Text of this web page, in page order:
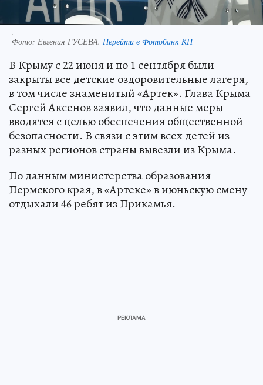
.
Фото: Евгения ГУСЕВА. Перейти в Фотобанк КП
В Крыму с 22 июня и по 1 сентября были
закрыты все детские оздоровительные лагеря,
в том числе знаменитый «Артек». Глава Крыма
Сергей Аксенов заявил, что данные меры
вводятся с целью обеспечения общественной
безопасности. В связи с этим всех детей из
разных регионов страны вывезли из Крыма.
По данным министерства образования
Пермского края, в «Артеке» в июньскую смену
отдыхали 46 ребят из Прикамья.